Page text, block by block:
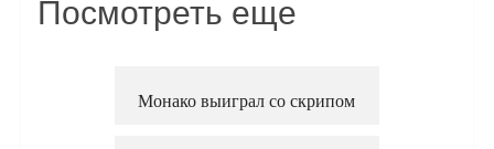
Посмотреть еще
Монако выиграл со скрипом